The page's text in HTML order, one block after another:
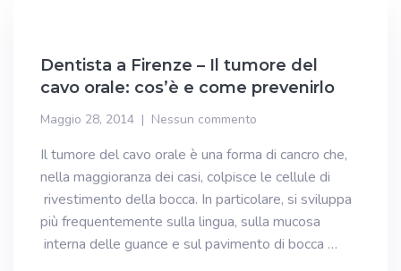
Dentista a Firenze – Il tumore del
cavo orale: cos’è e come prevenirlo
Maggio 28, 2014 Nessun commento
Il tumore del cavo orale è una forma di cancro che,
nella maggioranza dei casi, colpisce le cellule di
rivestimento della bocca. In particolare, si sviluppa
più frequentemente sulla lingua, sulla mucosa
interna delle guance e sul pavimento di bocca …